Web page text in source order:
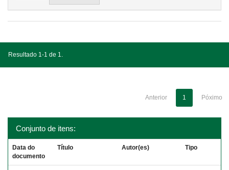
Resultado 1-1 de 1.
Anterior 1 Póximo
Conjunto de itens:
Data do
documento
Título Autor(es) Tipo